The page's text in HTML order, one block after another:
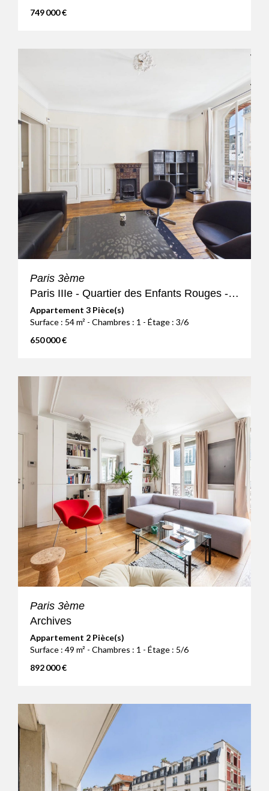
749 000 €
Paris 3ème
Paris IIIe - Quartier des Enfants Rouges - 3P - Etage élevé avec
Appartement 3 Pièce(s)
Surface : 54 m² - Chambres : 1 - Étage : 3/6
650 000 €
Paris 3ème
Archives
Appartement 2 Pièce(s)
Surface : 49 m² - Chambres : 1 - Étage : 5/6
892 000 €